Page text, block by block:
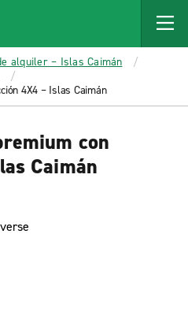
alquiler – Islas Caimán
4X4 – Islas Caimán
con
Caimán